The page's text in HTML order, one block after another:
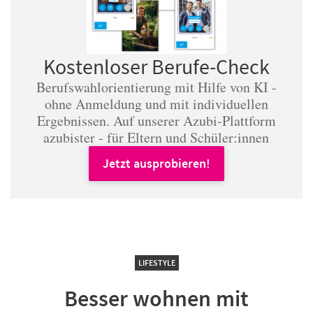
Kostenloser Berufe-Check
Berufswahlorientierung mit Hilfe von KI -
ohne Anmeldung und mit individuellen
Ergebnissen. Auf unserer Azubi-Plattform
azubister - für Eltern und Schüler:innen
Jetzt ausprobieren!
LIFESTYLE
Besser wohnen mit